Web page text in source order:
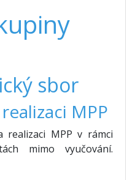
sbor
MPP
realizaci MPP v rámci
mimo vyučování.